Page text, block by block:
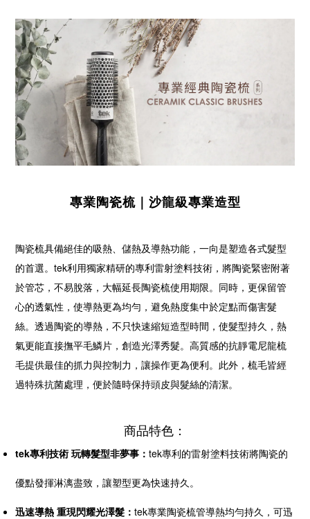
專業陶瓷梳｜沙龍級專業造型
陶瓷梳具備絕佳的吸熱、儲熱及導熱功能，一向是塑造各式髮型
的首選。tek利用獨家精研的專利雷射塗料技術，將陶瓷緊密附著
於管芯，不易脫落，大幅延長陶瓷梳使用期限。同時，更保留管
心的透氣性，使導熱更為均勻，避免熱度集中於定點而傷害髮
絲。透過陶瓷的導熱，不只快速縮短造型時間，使髮型持久，熱
氣更能直接撫平毛鱗片，創造光澤秀髮。高質感的抗靜電尼龍梳
毛提供最佳的抓力與控制力，讓操作更為便利。此外，梳毛皆經
過特殊抗菌處理，便於隨時保持頭皮與髮絲的清潔。
商品特色：
tek專利技術 玩轉髮型非夢事： tek專利的雷射塗料技術將陶瓷的
優點發揮淋漓盡致，讓塑型更為快速持久。
迅速導熱 重現閃耀光澤髮： tek專業陶瓷梳管導熱均勻持久，可迅